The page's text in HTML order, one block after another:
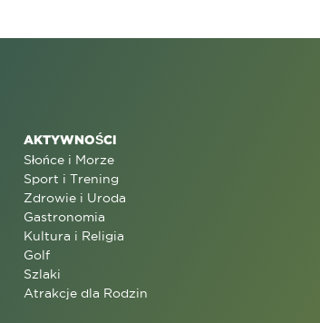
AKTYWNOŚCI
Słońce i Morze
Sport i Trening
Zdrowie i Uroda
Gastronomia
Kultura i Religia
Golf
Szlaki
Atrakcje dla Rodzin